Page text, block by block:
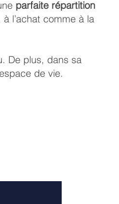
parfaite répartition
à l’achat comme à la
De plus, dans sa
de vie.